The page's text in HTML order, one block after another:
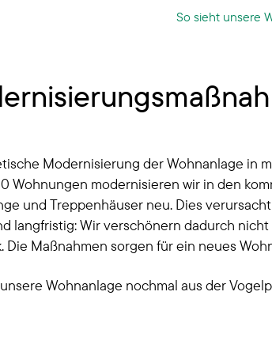
So sieht unsere
Modernisierung der Wohnanlage
Wohnungen modernisieren wir in den
und Treppenhäuser neu. Dies
langfristig: Wir verschönern dadurch
Maßnahmen sorgen für ein neues
unsere Wohnanlage nochmal aus der